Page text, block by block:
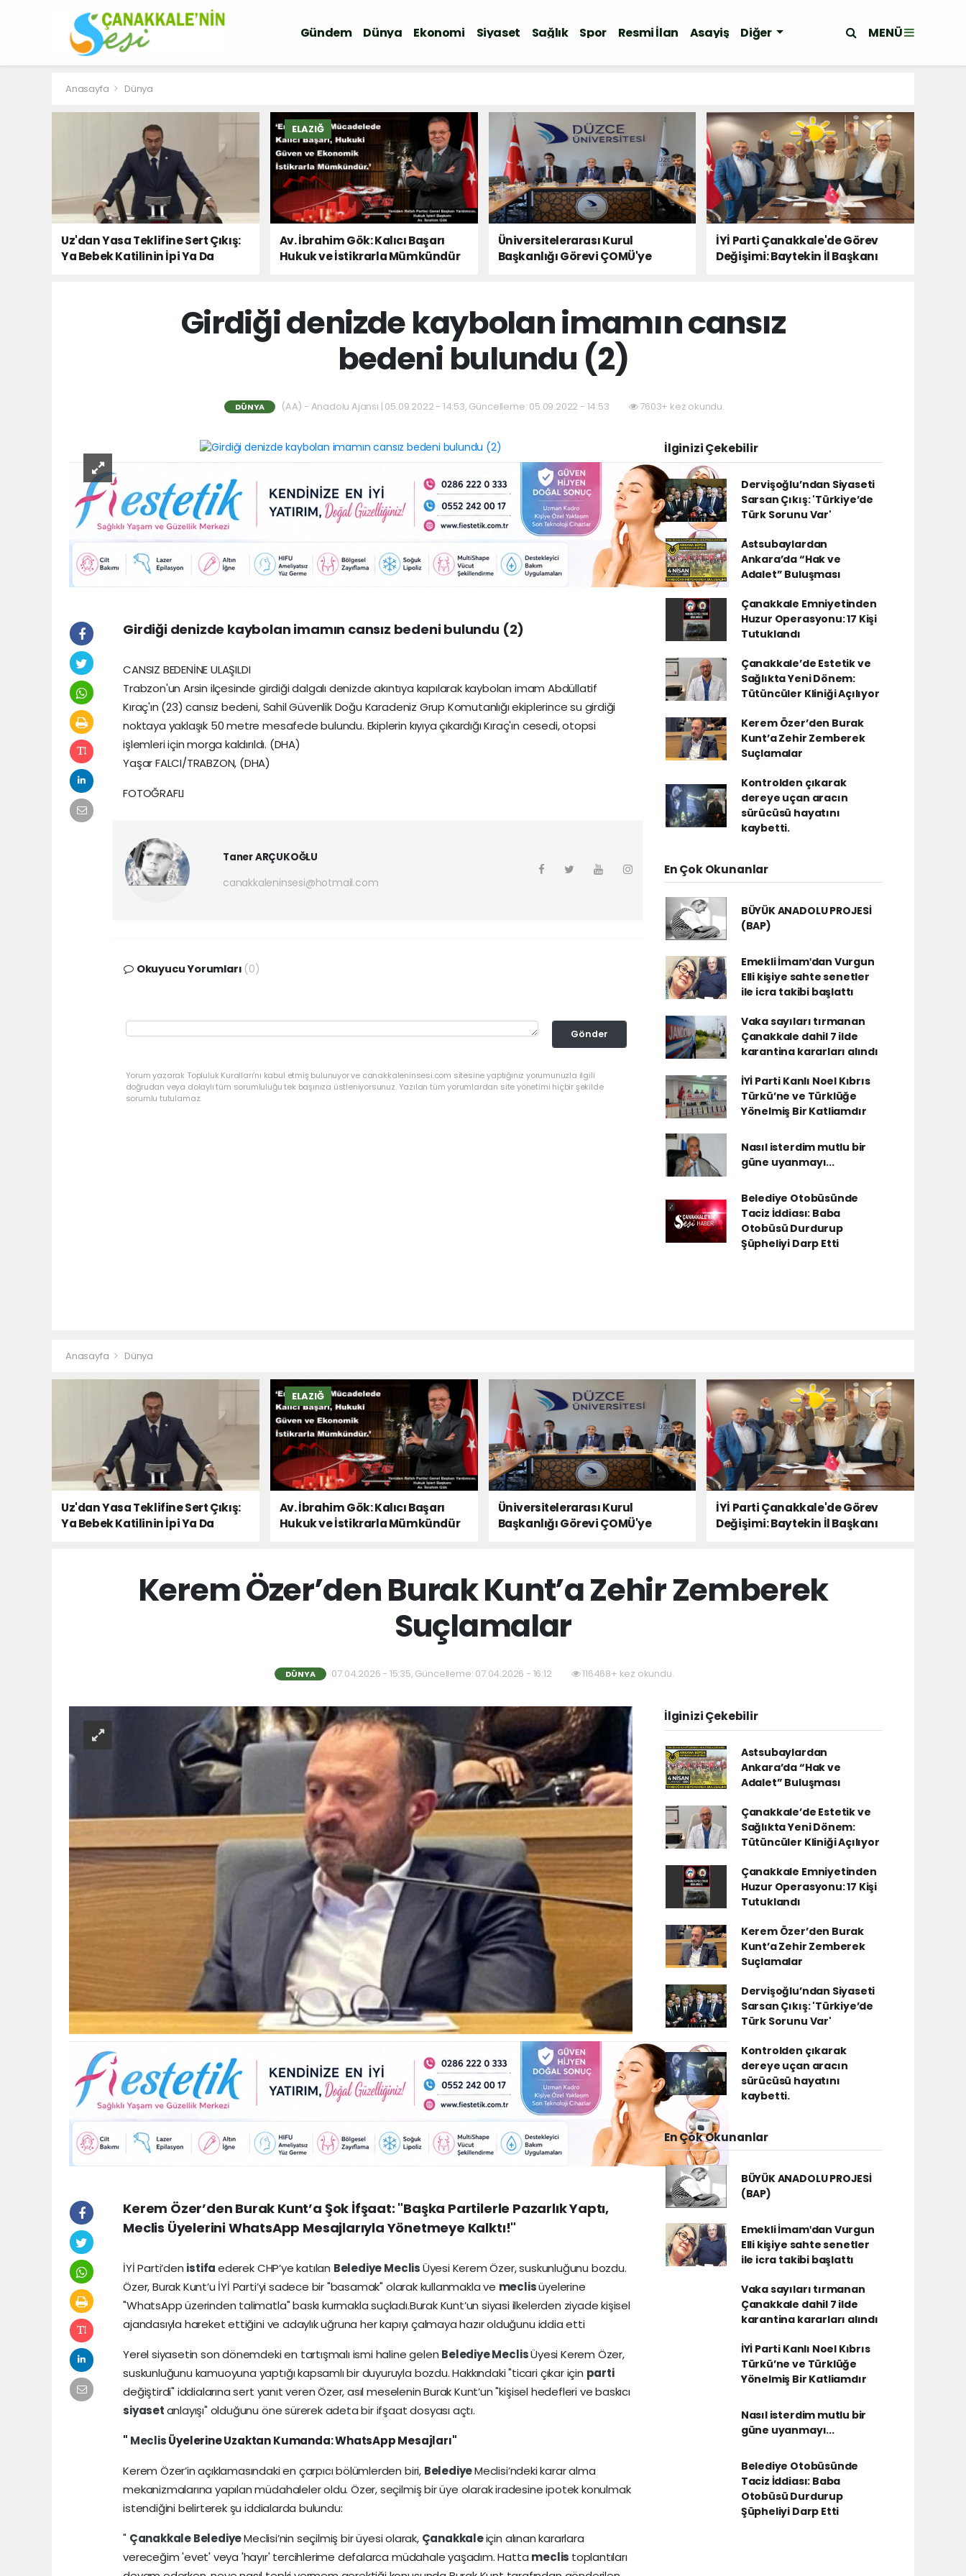
Gündem Dünya Ekonomi Siyaset Sağlık Spor Resmi İlan Asayiş Diğer MENÜ
Anasayfa Dünya
Uz'dan Yasa Teklifine Sert Çıkış:
Ya Bebek Katilinin İpi Ya Da
ELAZIĞ
Av. İbrahim Gök: Kalıcı Başarı
Hukuk ve İstikrarla Mümkündür
Üniversitelerarası Kurul
Başkanlığı Görevi ÇOMÜ'ye
İYİ Parti Çanakkale'de Görev
Değişimi: Baytekin İl Başkanı
Girdiği denizde kaybolan imamın cansız
bedeni bulundu (2)
DÜNYA (AA) - Anadolu Ajansı | 05.09.2022 - 14:53, Güncelleme: 05.09.2022 - 14:53 7603+ kez okundu.
Girdiği denizde kaybolan imamın cansız bedeni bulundu (2)
CANSIZ BEDENİNE ULAŞILDI
Trabzon'un Arsin ilçesinde girdiği dalgalı denizde akıntıya kapılarak kaybolan imam Abdüllatif
Kıraç'ın (23) cansız bedeni, Sahil Güvenlik Doğu Karadeniz Grup Komutanlığı ekiplerince su girdiği
noktaya yaklaşık 50 metre mesafede bulundu. Ekiplerin kıyıya çıkardığı Kıraç'ın cesedi, otopsi
işlemleri için morga kaldırıldı. (DHA)
Yaşar FALCI/TRABZON, (DHA)
FOTOĞRAFLI
Taner ARÇUKOĞLU
canakkaleninsesi@hotmail.com
Okuyucu Yorumları (0)
Gönder
Yorum yazarak Topluluk Kuralları’nı kabul etmiş bulunuyor ve canakkaleninsesi.com sitesine yaptığınız yorumunuzla ilgili
doğrudan veya dolaylı tüm sorumluluğu tek başınıza üstleniyorsunuz. Yazılan tüm yorumlardan site yönetimi hiçbir şekilde
sorumlu tutulamaz.
İlginizi Çekebilir
Dervişoğlu’ndan Siyaseti
Sarsan Çıkış: 'Türkiye’de
Türk Sorunu Var'
Astsubaylardan
Ankara’da “Hak ve
Adalet” Buluşması
Çanakkale Emniyetinden
Huzur Operasyonu: 17 Kişi
Tutuklandı
Çanakkale’de Estetik ve
Sağlıkta Yeni Dönem:
Tütüncüler Kliniği Açılıyor
Kerem Özer’den Burak
Kunt’a Zehir Zemberek
Suçlamalar
Kontrolden çıkarak
dereye uçan aracın
sürücüsü hayatını
kaybetti.
En Çok Okunanlar
BÜYÜK ANADOLU PROJESİ
(BAP)
Emekli İmamʹdan Vurgun
Elli kişiye sahte senetler
ile icra takibi başlattı
Vaka sayıları tırmanan
Çanakkale dahil 7 ilde
karantina kararları alındı
İYİ Parti Kanlı Noel Kıbrıs
Türkü’ne ve Türklüğe
Yönelmiş Bir Katliamdır
Nasıl isterdim mutlu bir
güne uyanmayı...
Belediye Otobüsünde
Taciz İddiası: Baba
Otobüsü Durdurup
Şüpheliyi Darp Etti
Anasayfa Dünya
Uz'dan Yasa Teklifine Sert Çıkış:
Ya Bebek Katilinin İpi Ya Da
ELAZIĞ
Av. İbrahim Gök: Kalıcı Başarı
Hukuk ve İstikrarla Mümkündür
Üniversitelerarası Kurul
Başkanlığı Görevi ÇOMÜ'ye
İYİ Parti Çanakkale'de Görev
Değişimi: Baytekin İl Başkanı
Kerem Özer’den Burak Kunt’a Zehir Zemberek
Suçlamalar
DÜNYA 07.04.2026 - 15:35, Güncelleme: 07.04.2026 - 16:12 116468+ kez okundu.
Kerem Özer’den Burak Kunt’a Şok İfşaat: "Başka Partilerle Pazarlık Yaptı,
Meclis Üyelerini WhatsApp Mesajlarıyla Yönetmeye Kalktı!"
İYİ Parti’den istifaederek CHP’ye katılan BelediyeMeclisÜyesi Kerem Özer, suskunluğunu bozdu.
Özer, Burak Kunt’u İYİ Parti’yi sadece bir "basamak" olarak kullanmakla ve meclisüyelerine
"WhatsApp üzerinden talimatla" baskı kurmakla suçladı.Burak Kunt’un siyasi ilkelerden ziyade kişisel
ajandasıyla hareket ettiğini ve adaylık uğruna her kapıyı çalmaya hazır olduğunu iddia etti
Yerel siyasetin son dönemdeki en tartışmalı ismi haline gelen BelediyeMeclisÜyesi Kerem Özer,
suskunluğunu kamuoyuna yaptığı kapsamlı bir duyuruyla bozdu. Hakkındaki "ticari çıkar için parti
değiştirdi" iddialarına sert yanıt veren Özer, asıl meselenin Burak Kunt’un "kişisel hedefleri ve baskıcı
siyasetanlayışı" olduğunu öne sürerek adeta bir ifşaat dosyası açtı.
" MeclisÜyelerine Uzaktan Kumanda: WhatsApp Mesajları"
Kerem Özer’in açıklamasındaki en çarpıcı bölümlerden biri, BelediyeMeclisi’ndeki karar alma
mekanizmalarına yapılan müdahaleler oldu. Özer, seçilmiş bir üye olarak iradesine ipotek konulmak
istendiğini belirterek şu iddialarda bulundu:
" ÇanakkaleBelediyeMeclisi’nin seçilmiş bir üyesi olarak, Çanakkaleiçin alınan kararlara
vereceğim 'evet' veya 'hayır' tercihlerime defalarca müdahale yaşadım. Hatta meclis toplantıları
İlginizi Çekebilir
Astsubaylardan
Ankara’da “Hak ve
Adalet” Buluşması
Çanakkale’de Estetik ve
Sağlıkta Yeni Dönem:
Tütüncüler Kliniği Açılıyor
Çanakkale Emniyetinden
Huzur Operasyonu: 17 Kişi
Tutuklandı
Kerem Özer’den Burak
Kunt’a Zehir Zemberek
Suçlamalar
Dervişoğlu’ndan Siyaseti
Sarsan Çıkış: 'Türkiye’de
Türk Sorunu Var'
Kontrolden çıkarak
dereye uçan aracın
sürücüsü hayatını
kaybetti.
En Çok Okunanlar
BÜYÜK ANADOLU PROJESİ
(BAP)
Emekli İmamʹdan Vurgun
Elli kişiye sahte senetler
ile icra takibi başlattı
Vaka sayıları tırmanan
Çanakkale dahil 7 ilde
karantina kararları alındı
İYİ Parti Kanlı Noel Kıbrıs
Türkü’ne ve Türklüğe
Yönelmiş Bir Katliamdır
Nasıl isterdim mutlu bir
güne uyanmayı...
Belediye Otobüsünde
Taciz İddiası: Baba
Otobüsü Durdurup
Şüpheliyi Darp Etti